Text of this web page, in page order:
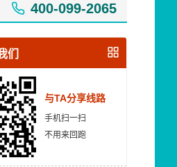
400-099-2065
们
与TA分享线路
手机扫一扫
不用来回跑